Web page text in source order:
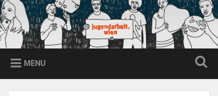
Skip
to
content
Search
jugendarbeit.wien
MENU